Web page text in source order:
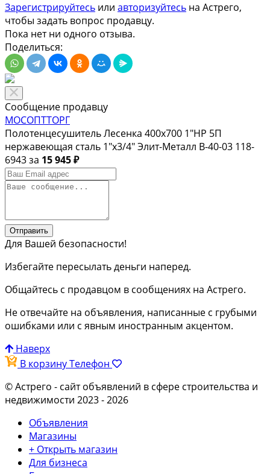
Зарегистрируйтесь или авторизуйтесь на Астрего,
чтобы задать вопрос продавцу.
Пока нет ни одного отзыва.
Поделиться:
Сообщение продавцу
МОСОПТТОРГ
Полотенцесушитель Лесенка 400х700 1"НР 5П
нержавеющая сталь 1"х3/4" Элит-Металл В-40-03 118-
6943 за 15 945 ₽
Отправить
Для Вашей безопасности!
Избегайте пересылать деньги наперед.
Общайтесь с продавцом в сообщениях на Астрего.
Не отвечайте на объявления, написанные с грубыми
ошибками или с явным иностранным акцентом.
Наверх
В корзинуТелефон
© Астрего - сайт объявлений в сфере строительства и
недвижимости 2023 - 2026
Объявления
Магазины
+ Открыть магазин
Для бизнеса